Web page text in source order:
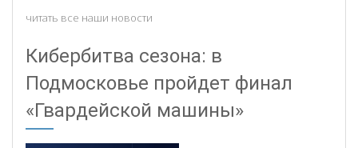
читать все наши новости
Кибербитва сезона: в
Подмосковье пройдет финал
«Гвардейской машины»